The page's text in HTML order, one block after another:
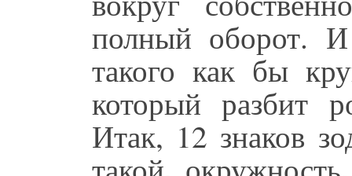
полный оборот. И
такого как бы
который разбит
Итак, 12 знаков